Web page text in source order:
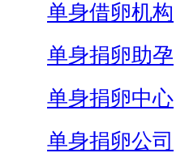
单身借卵机构
单身捐卵助孕
单身捐卵中心
单身捐卵公司